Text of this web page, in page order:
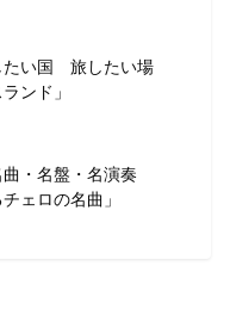
たい国 旅したい場
ンド」
曲・名盤・名演奏
ェロの名曲」